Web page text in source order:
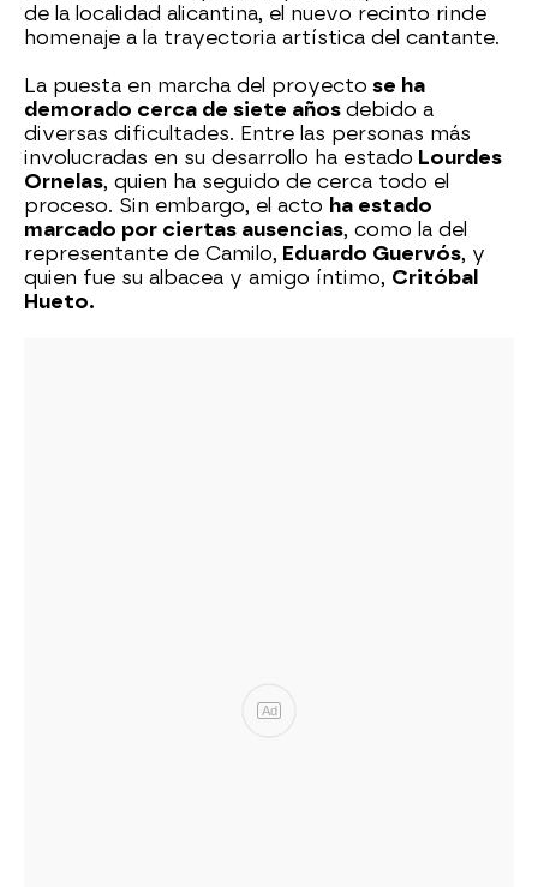
de la localidad alicantina, el nuevo recinto rinde
homenaje a la trayectoria artística del cantante.
La puesta en marcha del proyecto se ha
demorado cerca de siete años debido a
diversas dificultades. Entre las personas más
involucradas en su desarrollo ha estado Lourdes
Ornelas, quien ha seguido de cerca todo el
proceso. Sin embargo, el acto ha estado
marcado por ciertas ausencias, como la del
representante de Camilo, Eduardo Guervós, y
quien fue su albacea y amigo íntimo, Critóbal
Hueto.
Ad